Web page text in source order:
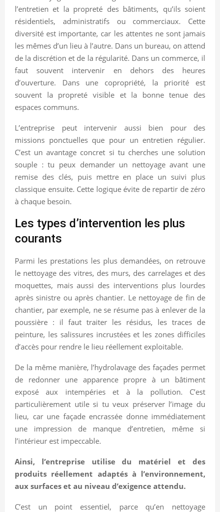
l’entretien et la propreté des bâtiments, qu’ils soient
résidentiels, administratifs ou commerciaux. Cette
diversité est importante, car les attentes ne sont jamais
les mêmes d’un lieu à l’autre. Dans un bureau, on attend
de la discrétion et de la régularité. Dans un commerce, il
faut souvent intervenir en dehors des heures
d’ouverture. Dans une copropriété, la priorité est
souvent la propreté visible et la bonne tenue des
espaces communs.
L’entreprise peut intervenir aussi bien pour des
missions ponctuelles que pour un entretien régulier.
C’est un avantage concret si tu cherches une solution
souple : tu peux demander un nettoyage avant une
remise des clés, puis mettre en place un suivi plus
classique ensuite. Cette logique évite de repartir de zéro
à chaque besoin.
Les types d’intervention les plus
courants
Parmi les prestations les plus demandées, on retrouve
le nettoyage des vitres, des murs, des carrelages et des
moquettes, mais aussi des interventions plus lourdes
après sinistre ou après chantier. Le nettoyage de fin de
chantier, par exemple, ne se résume pas à enlever de la
poussière : il faut traiter les résidus, les traces de
peinture, les salissures incrustées et les zones difficiles
d’accès pour rendre le lieu réellement exploitable.
De la même manière, l’hydrolavage des façades permet
de redonner une apparence propre à un bâtiment
exposé aux intempéries et à la pollution. C’est
particulièrement utile si tu veux préserver l’image du
lieu, car une façade encrassée donne immédiatement
une impression de manque d’entretien, même si
l’intérieur est impeccable.
Ainsi, l’entreprise utilise du matériel et des
produits réellement adaptés à l’environnement,
aux surfaces et au niveau d’exigence attendu.
C’est un point essentiel, parce qu’en nettoyage